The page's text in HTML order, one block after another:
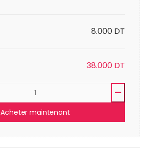
8.000 DT
38.000 DT
Acheter maintenant